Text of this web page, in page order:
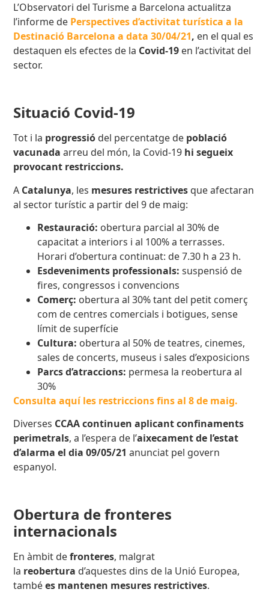
L’Observatori del Turisme a Barcelona actualitza
l’informe de Perspectives d’activitat turística a la
Destinació Barcelona a data 30/04/21, en el qual es
destaquen els efectes de la Covid-19 en l’activitat del
sector.
Situació Covid-19
Tot i la progressió del percentatge de població
vacunada arreu del món, la Covid-19 hi segueix
provocant restriccions.
A Catalunya, les mesures restrictives que afectaran
al sector turístic a partir del 9 de maig:
Restauració: obertura parcial al 30% de
capacitat a interiors i al 100% a terrasses.
Horari d’obertura continuat: de 7.30 h a 23 h.
Esdeveniments professionals: suspensió de
fires, congressos i convencions
Comerç: obertura al 30% tant del petit comerç
com de centres comercials i botigues, sense
límit de superfície
Cultura: obertura al 50% de teatres, cinemes,
sales de concerts, museus i sales d’exposicions
Parcs d’atraccions: permesa la reobertura al
30%
Consulta aquí les restriccions fins al 8 de maig.
Diverses CCAA continuen aplicant confinaments
perimetrals, a l’espera de l’aixecament de l’estat
d’alarma el dia 09/05/21 anunciat pel govern
espanyol.
Obertura de fronteres
internacionals
En àmbit defronteres, malgrat
la reobertura d’aquestes dins de la Unió Europea,
tambées mantenen mesures restrictives.